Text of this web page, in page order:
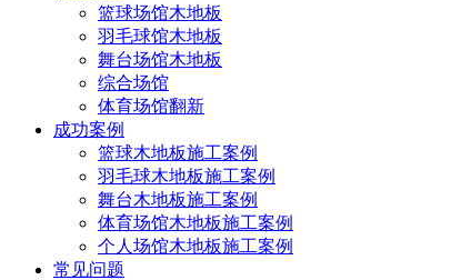
篮球场馆木地板
羽毛球馆木地板
舞台场馆木地板
综合场馆
体育场馆翻新
成功案例
篮球木地板施工案例
羽毛球木地板施工案例
舞台木地板施工案例
体育场馆木地板施工案例
个人场馆木地板施工案例
常见问题